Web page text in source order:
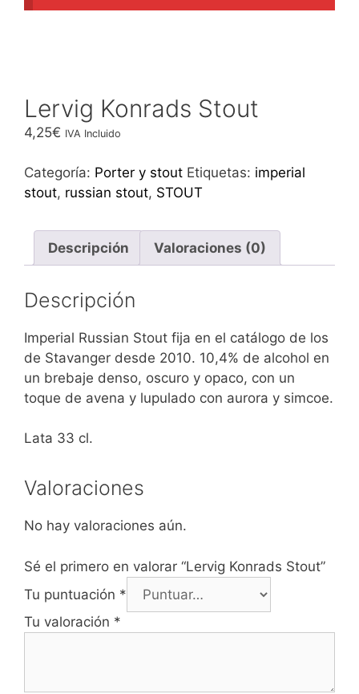
Lervig Konrads Stout
4,25€ IVA Incluido
Categoría: Porter y stout Etiquetas: imperial
stout, russian stout, STOUT
Descripción Valoraciones (0)
Descripción
Imperial Russian Stout fija en el catálogo de los
de Stavanger desde 2010. 10,4% de alcohol en
un brebaje denso, oscuro y opaco, con un
toque de avena y lupulado con aurora y simcoe.
Lata 33 cl.
Valoraciones
No hay valoraciones aún.
Sé el primero en valorar “Lervig Konrads Stout”
Tu puntuación *
Tu valoración *